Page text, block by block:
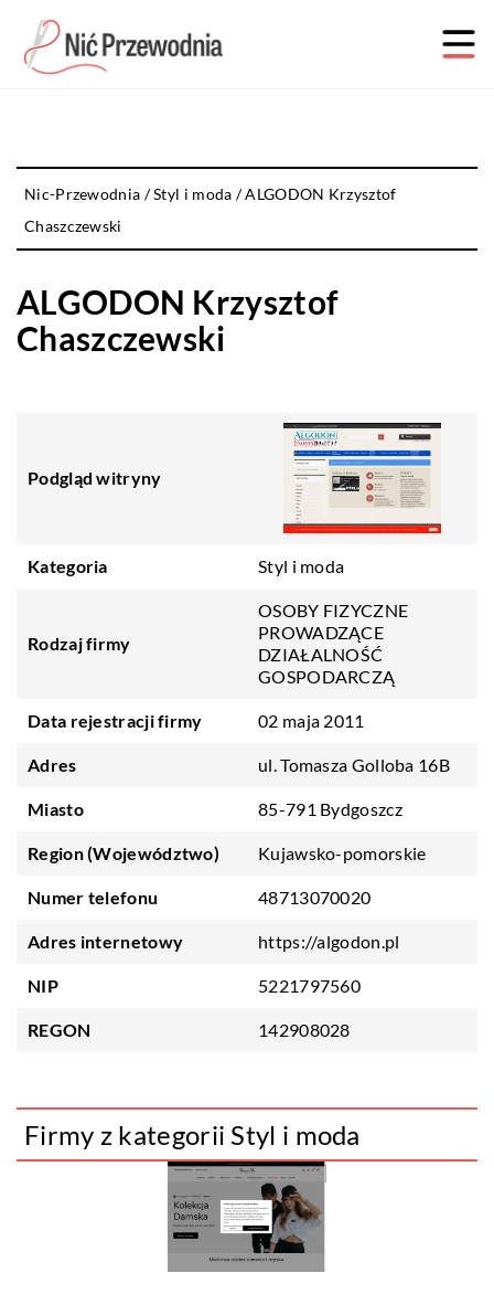
Nic-Przewodnia /Styl i moda /ALGODON Krzysztof
Chaszczewski
ALGODON Krzysztof
Chaszczewski
Podgląd witryny
Kategoria Styl i moda
Rodzaj firmy
OSOBY FIZYCZNE
PROWADZĄCE
DZIAŁALNOŚĆ
GOSPODARCZĄ
Data rejestracji firmy 02 maja 2011
Adres ul. Tomasza Golloba 16B
Miasto 85-791 Bydgoszcz
Region (Województwo) Kujawsko-pomorskie
Numer telefonu 48713070020
Adres internetowy https://algodon.pl
NIP 5221797560
REGON 142908028
Firmy z kategorii Styl i moda